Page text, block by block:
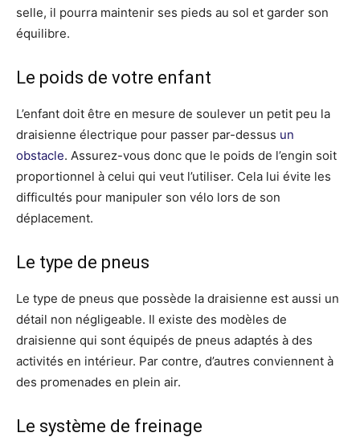
selle, il pourra maintenir ses pieds au sol et garder son
équilibre.
Le poids de votre enfant
L’enfant doit être en mesure de soulever un petit peu la
draisienne électrique pour passer par-dessus un
obstacle. Assurez-vous donc que le poids de l’engin soit
proportionnel à celui qui veut l’utiliser. Cela lui évite les
difficultés pour manipuler son vélo lors de son
déplacement.
Le type de pneus
Le type de pneus que possède la draisienne est aussi un
détail non négligeable. Il existe des modèles de
draisienne qui sont équipés de pneus adaptés à des
activités en intérieur. Par contre, d’autres conviennent à
des promenades en plein air.
Le système de freinage